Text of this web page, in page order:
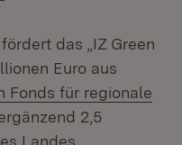
das „IZ Green
Euro aus
Fonds für regionale
neuem Fenster)
2,5
Landes.